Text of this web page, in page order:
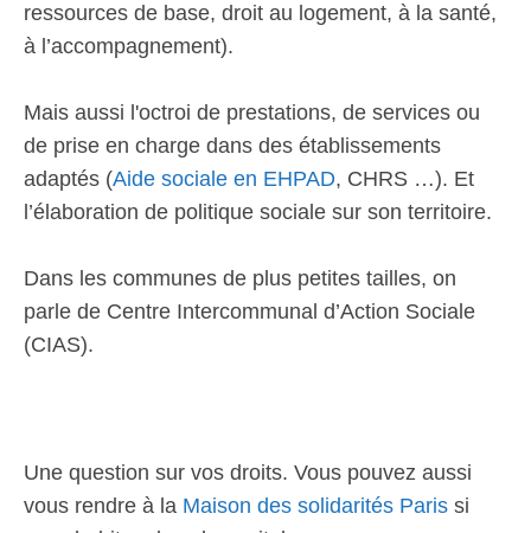
ressources de base, droit au logement, à la santé,
à l’accompagnement).
Mais aussi l'octroi de prestations, de services ou
de prise en charge dans des établissements
adaptés (Aide sociale en EHPAD, CHRS …). Et
l’élaboration de politique sociale sur son territoire.
Dans les communes de plus petites tailles, on
parle de Centre Intercommunal d’Action Sociale
(CIAS).
Une question sur vos droits. Vous pouvez aussi
vous rendre à la Maison des solidarités Paris si